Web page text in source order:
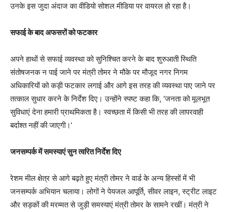
उनके इस जुदा अंदाज का वीडियो सोशल मीडिया पर वायरल हो रहा है।
सफाई के बाद अफसरों को फटकार
अपने हाथों से सफाई व्यवस्था को सुनिश्चित करने के बाद शुरुआती स्थिति
संतोषजनक न पाई जाने पर मंत्री तोमर ने मौके पर मौजूद नगर निगम
अधिकारियों को कड़ी फटकार लगाई और आगे इस तरह की व्यवस्था पाए जाने पर
तत्काल सुधार करने के निर्देश दिए। उन्होंने स्पष्ट कहा कि, ‘जनता को मूलभूत
सुविधाएं देना हमारी प्राथमिकता है। स्वच्छता में किसी भी तरह की लापरवाही
बर्दाश्त नहीं की जाएगी।’
जनसम्पर्क में समस्याएं सुन त्वरित निर्देश दिए
रेशम मील क्षेत्र से आगे बढ़ते हुए मंत्री तोमर ने वार्ड के अन्य हिस्सों में भी
जनसम्पर्क अभियान चलाया। लोगों ने पेयजल आपूर्ति, सीवर लाइन, स्ट्रीट लाइट
और सड़कों की मरम्मत से जुड़ी समस्याएं मंत्री तोमर के सामने रखीं। मंत्री ने